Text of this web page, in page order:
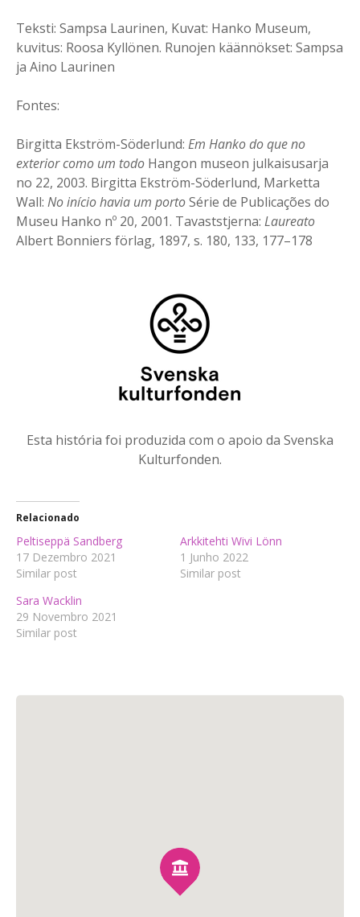
Teksti: Sampsa Laurinen, Kuvat: Hanko Museum,
kuvitus: Roosa Kyllönen. Runojen käännökset: Sampsa
ja Aino Laurinen
Fontes:
Birgitta Ekström-Söderlund: Em Hanko do que no
exterior como um todo Hangon museon julkaisusarja
no 22, 2003. Birgitta Ekström-Söderlund, Marketta
Wall: No início havia um portoSérie de Publicações do
Museu Hanko nº 20, 2001. Tavaststjerna: Laureato
Albert Bonniers förlag, 1897, s. 180, 133, 177–178
Esta história foi produzida com o apoio da Svenska
Kulturfonden.
Relacionado
Peltiseppä Sandberg
17 Dezembro 2021
Similar post
Arkkitehti Wivi Lönn
1 Junho 2022
Similar post
Sara Wacklin
29 Novembro 2021
Similar post